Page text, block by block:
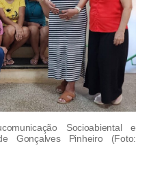
Socioabiental e
Gonçalves Pinheiro (Foto: